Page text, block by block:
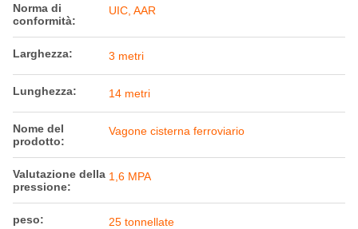
Norma di
conformità:
UIC, AAR
Larghezza: 3 metri
Lunghezza: 14 metri
Nome del
prodotto:
Vagone cisterna ferroviario
Valutazione della
pressione:
1,6 MPA
peso: 25 tonnellate